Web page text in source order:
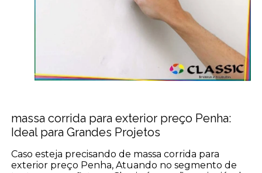
massa corrida para exterior preço Penha:
Ideal para Grandes Projetos
Caso esteja precisando de massa corrida para
exterior preço Penha, Atuando no segmento de